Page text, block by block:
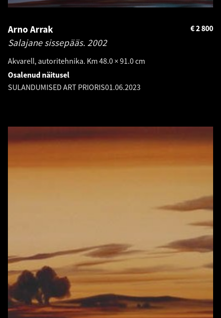
Arno Arrak
Salajane sissepääs. 2002
Akvarell, autoritehnika. Km 48.0 × 91.0 cm
2 800
€
Osalenud näitusel
SULANDUMISED ART PRIORIS01.06.2023